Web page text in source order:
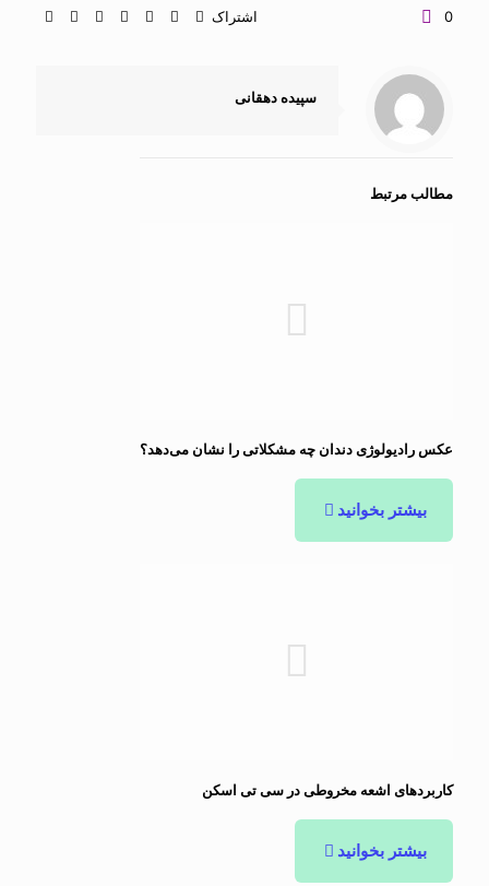
اشتراک 0
سپیده دهقانی
مطالب مرتبط
عکس رادیولوژی دندان چه مشکلاتی را نشان می‌دهد؟
بیشتر بخوانید
کاربردهای اشعه مخروطی در سی تی اسکن
بیشتر بخوانید